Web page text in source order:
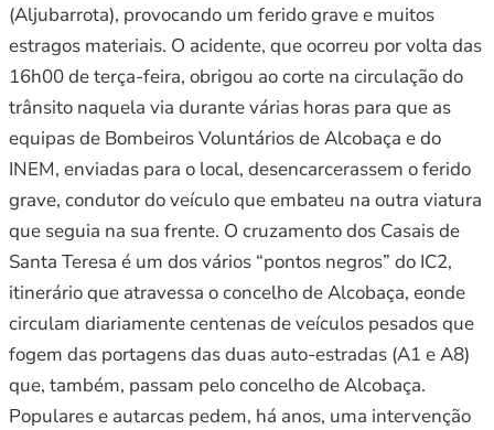
(Aljubarrota), provocando um ferido grave e muitos
estragos materiais. O acidente, que ocorreu por volta das
16h00 de terça-feira, obrigou ao corte na circulação do
trânsito naquela via durante várias horas para que as
equipas de Bombeiros Voluntários de Alcobaça e do
INEM, enviadas para o local, desencarcerassem o ferido
grave, condutor do veículo que embateu na outra viatura
que seguia na sua frente. O cruzamento dos Casais de
Santa Teresa é um dos vários “pontos negros” do IC2,
itinerário que atravessa o concelho de Alcobaça, eonde
circulam diariamente centenas de veículos pesados que
fogem das portagens das duas auto-estradas (A1 e A8)
que, também, passam pelo concelho de Alcobaça.
Populares e autarcas pedem, há anos, uma intervenção